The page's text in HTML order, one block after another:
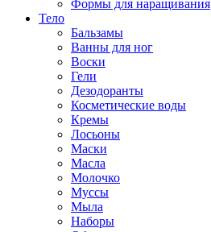
Формы для наращивания
Тело
Бальзамы
Ванны для ног
Воски
Гели
Дезодоранты
Косметические воды
Кремы
Лосьоны
Маски
Масла
Молочко
Муссы
Мыла
Наборы